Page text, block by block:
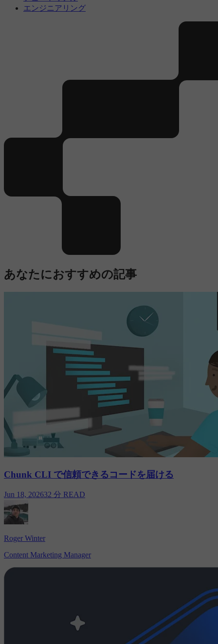
エンジニアリング
あなたにおすすめの記事
Chunk CLI で信頼できるコードを届ける
Jun 18, 202632 分 READ
Roger Winter
Content Marketing Manager